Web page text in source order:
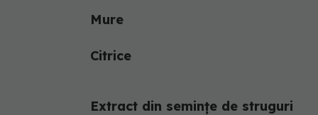
Mure
Citrice
Extract din semințe de struguri